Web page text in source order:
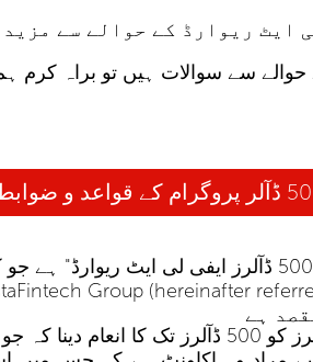
سے سوالات ہیں تو براہ کرم
Group (hereinafter
ہے
ایکٹیو صارفین لا سکیں